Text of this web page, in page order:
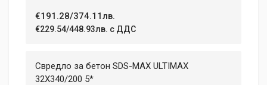
€191.28/374.11лв.
€229.54/448.93лв. с ДДС
Свредло за бетон SDS-MAX ULTIMAX
32X340/200 5*